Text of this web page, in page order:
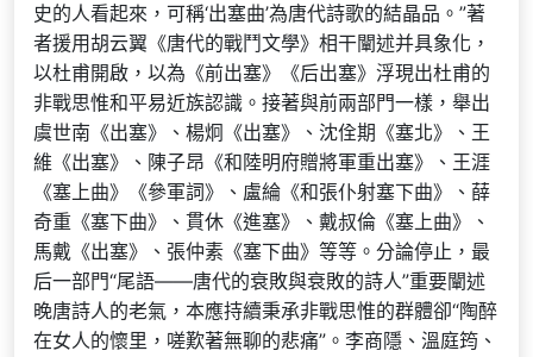
史的人看起來，可稱‘出塞曲’為唐代詩歌的結晶品。”著
者援用胡云翼《唐代的戰鬥文學》相干闡述并具象化，
以杜甫開啟，以為《前出塞》《后出塞》浮現出杜甫的
非戰思惟和平易近族認識。接著與前兩部門一樣，舉出
虞世南《出塞》、楊炯《出塞》、沈佺期《塞北》、王
維《出塞》、陳子昂《和陸明府贈將軍重出塞》、王涯
《塞上曲》《參軍詞》、盧綸《和張仆射塞下曲》、薛
奇重《塞下曲》、貫休《進塞》、戴叔倫《塞上曲》、
馬戴《出塞》、張仲素《塞下曲》等等。分論停止，最
后一部門“尾語——唐代的衰敗與衰敗的詩人”重要闡述
晚唐詩人的老氣，本應持續秉承非戰思惟的群體卻“陶醉
在女人的懷里，嗟歎著無聊的悲痛”。李商隱、溫庭筠、